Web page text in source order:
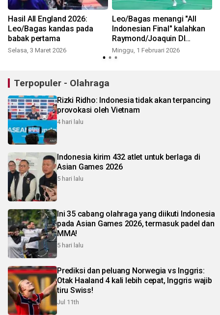
Hasil All England 2026:
Leo/Bagas kandas pada
babak pertama
Selasa, 3 Maret 2026
Leo/Bagas menangi "All
Indonesian Final" kalahkan
Raymond/Joaquin DI
Thailand Masters
Minggu, 1 Februari 2026
Terpopuler - Olahraga
Rizki Ridho: Indonesia tidak akan terpancing
provokasi oleh Vietnam
4 hari lalu
Indonesia kirim 432 atlet untuk berlaga di
Asian Games 2026
5 hari lalu
Ini 35 cabang olahraga yang diikuti Indonesia
pada Asian Games 2026, termasuk padel dan
MMA!
5 hari lalu
Prediksi dan peluang Norwegia vs Inggris:
Otak Haaland 4 kali lebih cepat, Inggris wajib
tiru Swiss!
Jul 11th